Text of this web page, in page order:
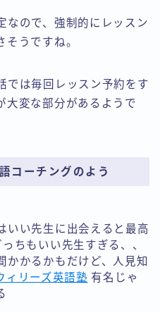
なので、強制的にレッスン
そうですね。
では毎回レッスン予約をす
大変な部分があるようで
コーチングのよう
いい先生に出会えると最高
ちもいい先生すぎる、、
かかるかもだけど、人見知
ィリーズ英語塾 有名じゃ